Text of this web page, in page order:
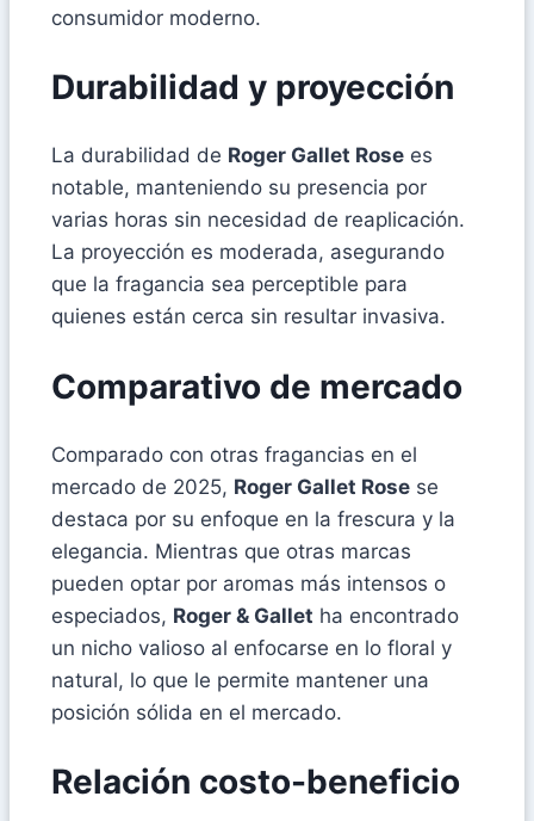
consumidor moderno.
Durabilidad y proyección
La durabilidad de Roger Gallet Rose es
notable, manteniendo su presencia por
varias horas sin necesidad de reaplicación.
La proyección es moderada, asegurando
que la fragancia sea perceptible para
quienes están cerca sin resultar invasiva.
Comparativo de mercado
Comparado con otras fragancias en el
mercado de 2025, Roger Gallet Rose se
destaca por su enfoque en la frescura y la
elegancia. Mientras que otras marcas
pueden optar por aromas más intensos o
especiados, Roger & Gallet ha encontrado
un nicho valioso al enfocarse en lo floral y
natural, lo que le permite mantener una
posición sólida en el mercado.
Relación costo-beneficio